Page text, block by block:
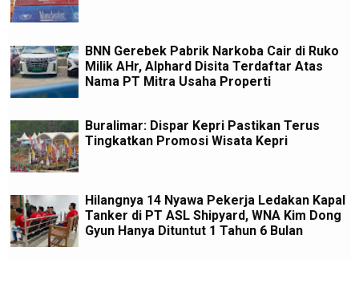
BNN Gerebek Pabrik Narkoba Cair di Ruko
Milik AHr, Alphard Disita Terdaftar Atas
Nama PT Mitra Usaha Properti
Buralimar: Dispar Kepri Pastikan Terus
Tingkatkan Promosi Wisata Kepri
Hilangnya 14 Nyawa Pekerja Ledakan Kapal
Tanker di PT ASL Shipyard, WNA Kim Dong
Gyun Hanya Dituntut 1 Tahun 6 Bulan